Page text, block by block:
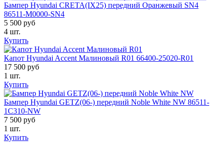
Бампер Hyundai CRETA(IX25) передний Оранжевый SN4
86511-M0000-SN4
5 500 руб
4 шт.
Купить
Капот Hyundai Accent Малиновый R01 66400-25020-R01
17 500 руб
1 шт.
Купить
Бампер Hyundai GETZ(06-) передний Noble White NW 86511-
1C310-NW
7 500 руб
1 шт.
Купить